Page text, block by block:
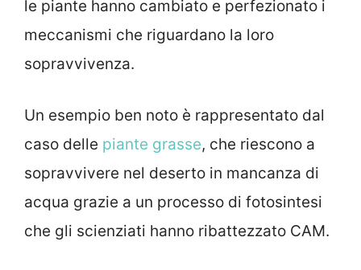
le piante hanno cambiato e perfezionato i
meccanismi che riguardano la loro
sopravvivenza.
Un esempio ben noto è rappresentato dal
caso delle piante grasse, che riescono a
sopravvivere nel deserto in mancanza di
acqua grazie a un processo di fotosintesi
che gli scienziati hanno ribattezzato CAM.